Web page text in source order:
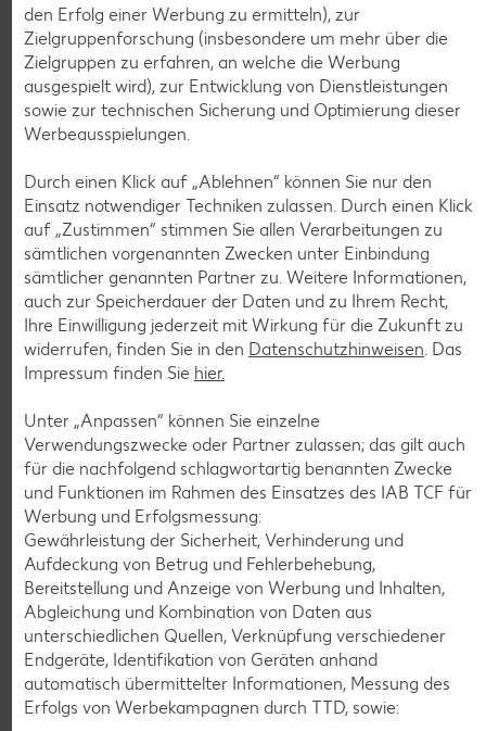
ROYAL ORANGE
-56%
0.69
1.59
Weitere Angebote anzeigen
Tiefkühlkost
Gültig vom 06.08. bis 12.08.
KNÜLLER
.
je 6 - 12 St. = 398 - 560-ml-Packg.
(1 l = 5.34 - 7.52)
nur
2.99
K-CLASSIC
Maxx XXL
je 8 St. = 800-ml-Großpackg.
(1 l = 3.74)
nur
2.99
den Erfolg einer Werbung zu ermitteln), zur
Zielgruppenforschung (insbesondere um mehr über die
Zielgruppen zu erfahren, an welche die Werbung
ausgespielt wird), zur Entwicklung von Dienstleistungen
sowie zur technischen Sicherung und Optimierung dieser
Werbeausspielungen.
Durch einen Klick auf „Ablehnen“ können Sie nur den
Einsatz notwendiger Techniken zulassen. Durch einen Klick
auf „Zustimmen“ stimmen Sie allen Verarbeitungen zu
sämtlichen vorgenannten Zwecken unter Einbindung
sämtlicher genannten Partner zu. Weitere Informationen,
auch zur Speicherdauer der Daten und zu Ihrem Recht,
Ihre Einwilligung jederzeit mit Wirkung für die Zukunft zu
widerrufen, finden Sie in den Datenschutzhinweisen. Das
Impressum finden Sie hier.
Unter „Anpassen“ können Sie einzelne
Verwendungszwecke oder Partner zulassen; das gilt auch
für die nachfolgend schlagwortartig benannten Zwecke
und Funktionen im Rahmen des Einsatzes des IAB TCF für
Werbung und Erfolgsmessung:
Gewährleistung der Sicherheit, Verhinderung und
Aufdeckung von Betrug und Fehlerbehebung,
Bereitstellung und Anzeige von Werbung und Inhalten,
Abgleichung und Kombination von Daten aus
unterschiedlichen Quellen, Verknüpfung verschiedener
Endgeräte, Identifikation von Geräten anhand
automatisch übermittelter Informationen, Messung des
Erfolgs von Werbekampagnen durch TTD, sowie: